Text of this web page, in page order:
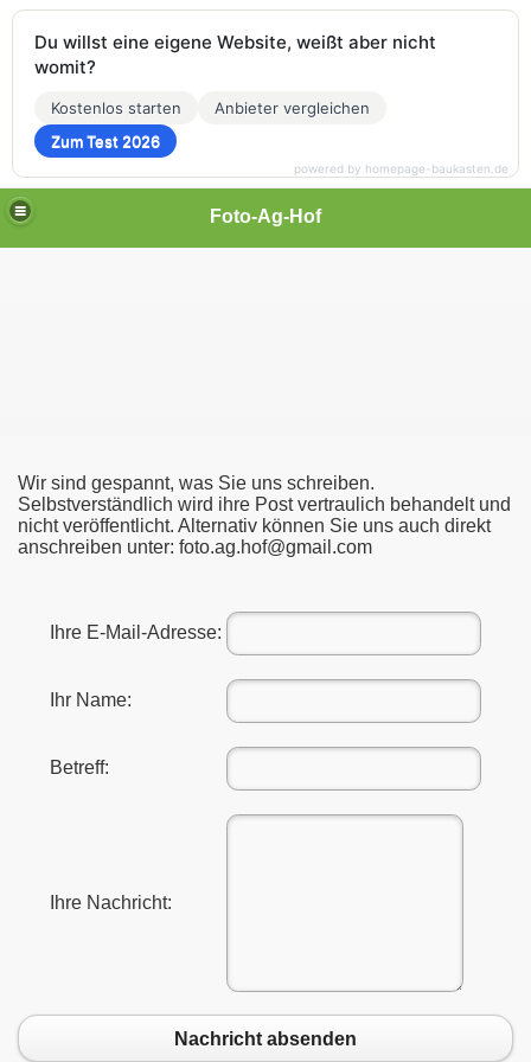
Foto-Ag-Hof
Wir sind gespannt, was Sie uns schreiben.
Selbstverständlich wird ihre Post vertraulich behandelt und
nicht veröffentlicht. Alternativ können Sie uns auch direkt
anschreiben unter: foto.ag.hof@gmail.com
Ihre E-Mail-Adresse:
Ihr Name:
Betreff:
Ihre Nachricht:
Nachricht absenden
Du willst eine eigene Website, weißt aber nicht
womit?
Kostenlos starten
Anbieter vergleichen
Zum Test 2026
powered by homepage-baukasten.de